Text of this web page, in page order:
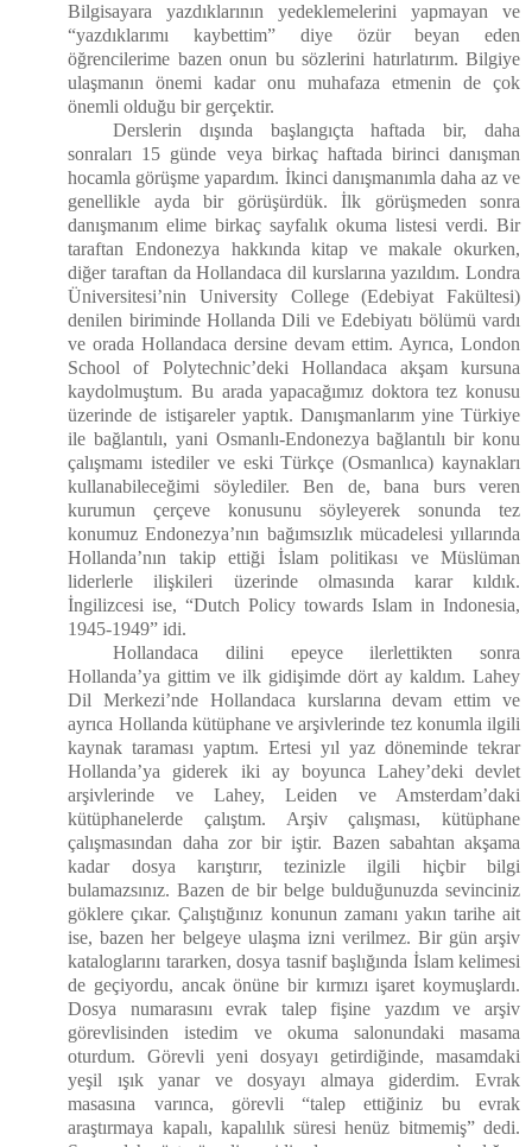
Bilgisayara yazdıklarının yedeklemelerini yapmayan ve
“yazdıklarımı kaybettim” diye özür beyan eden
öğrencilerime bazen onun bu sözlerini hatırlatırım. Bilgiye
ulaşmanın önemi kadar onu muhafaza etmenin de çok
önemli olduğu bir gerçektir.
Derslerin dışında başlangıçta haftada bir, daha
sonraları 15 günde veya birkaç haftada birinci danışman
hocamla görüşme yapardım. İkinci danışmanımla daha az ve
genellikle ayda bir görüşürdük. İlk görüşmeden sonra
danışmanım elime birkaç sayfalık okuma listesi verdi. Bir
taraftan Endonezya hakkında kitap ve makale okurken,
diğer taraftan da Hollandaca dil kurslarına yazıldım. Londra
Üniversitesi’nin University College (Edebiyat Fakültesi)
denilen biriminde Hollanda Dili ve Edebiyatı bölümü vardı
ve orada Hollandaca dersine devam ettim. Ayrıca, London
School of Polytechnic’deki Hollandaca akşam kursuna
kaydolmuştum. Bu arada yapacağımız doktora tez konusu
üzerinde de istişareler yaptık. Danışmanlarım yine Türkiye
ile bağlantılı, yani Osmanlı-Endonezya bağlantılı bir konu
çalışmamı istediler ve eski Türkçe (Osmanlıca) kaynakları
kullanabileceğimi söylediler. Ben de, bana burs veren
kurumun çerçeve konusunu söyleyerek sonunda tez
konumuz Endonezya’nın bağımsızlık mücadelesi yıllarında
Hollanda’nın takip ettiği İslam politikası ve Müslüman
liderlerle ilişkileri üzerinde olmasında karar kıldık.
İngilizcesi ise, “Dutch Policy towards Islam in Indonesia,
1945-1949” idi.
Hollandaca dilini epeyce ilerlettikten sonra
Hollanda’ya gittim ve ilk gidişimde dört ay kaldım. Lahey
Dil Merkezi’nde Hollandaca kurslarına devam ettim ve
ayrıca Hollanda kütüphane ve arşivlerinde tez konumla ilgili
kaynak taraması yaptım. Ertesi yıl yaz döneminde tekrar
Hollanda’ya giderek iki ay boyunca Lahey’deki devlet
arşivlerinde ve Lahey, Leiden ve Amsterdam’daki
kütüphanelerde çalıştım. Arşiv çalışması, kütüphane
çalışmasından daha zor bir iştir. Bazen sabahtan akşama
kadar dosya karıştırır, tezinizle ilgili hiçbir bilgi
bulamazsınız. Bazen de bir belge bulduğunuzda sevinciniz
göklere çıkar. Çalıştığınız konunun zamanı yakın tarihe ait
ise, bazen her belgeye ulaşma izni verilmez. Bir gün arşiv
kataloglarını tararken, dosya tasnif başlığında İslam kelimesi
de geçiyordu, ancak önüne bir kırmızı işaret koymuşlardı.
Dosya numarasını evrak talep fişine yazdım ve arşiv
görevlisinden istedim ve okuma salonundaki masama
oturdum. Görevli yeni dosyayı getirdiğinde, masamdaki
yeşil ışık yanar ve dosyayı almaya giderdim. Evrak
masasına varınca, görevli “talep ettiğiniz bu evrak
araştırmaya kapalı, kapalılık süresi henüz bitmemiş” dedi.